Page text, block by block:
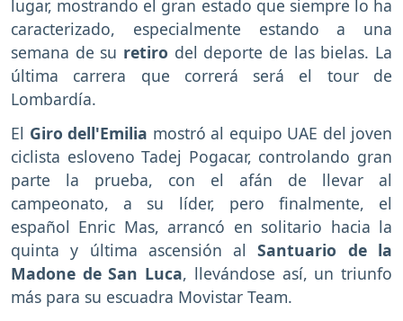
lugar, mostrando el gran estado que siempre lo ha
caracterizado, especialmente estando a una
semana de su retiro del deporte de las bielas. La
última carrera que correrá será el tour de
Lombardía.
El Giro dell'Emilia mostró al equipo UAE del joven
ciclista esloveno Tadej Pogacar, controlando gran
parte la prueba, con el afán de llevar al
campeonato, a su líder, pero finalmente, el
español Enric Mas, arrancó en solitario hacia la
quinta y última ascensión al Santuario de la
Madone de San Luca, llevándose así, un triunfo
más para su escuadra Movistar Team.